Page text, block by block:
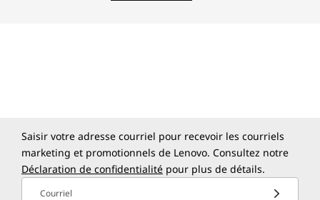
Saisir votre adresse courriel pour recevoir les courriels
marketing et promotionnels de Lenovo. Consultez notre
Déclaration de confidentialité pour plus de détails.
Courriel